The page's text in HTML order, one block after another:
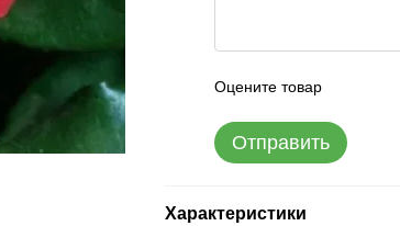
Оцените товар
Отправить
Характеристики